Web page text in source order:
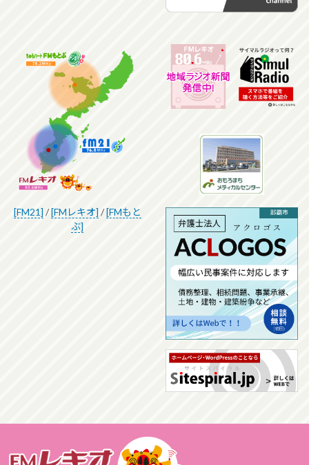
[FM21] /[FMレキオ] /[FMもと
ぶ]